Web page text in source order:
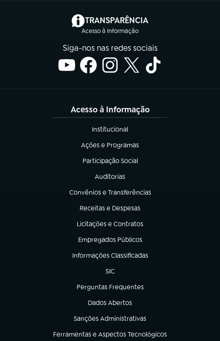
TRANSPARÊNCIA
Acesso à Informação
(abre em nova aba)
Siga-nos nas redes sociais
Acesso à Informação
Institucional
(abre em nova aba)
Ações e Programas
(abre em nova aba)
Participação Social
(abre em nova aba)
Auditorias
(abre em nova aba)
Convênios e Transferências
(abre em nova aba)
Receitas e Despesas
(abre em nova aba)
Licitações e Contratos
(abre em nova aba)
Empregados Públicos
(abre em nova aba)
Informações Classificadas
(abre em nova aba)
SIC
(abre em nova aba)
Perguntas Frequentes
(abre em nova aba)
Dados Abertos
(abre em nova aba)
Sanções Administrativas
(abre em nova aba)
Ferramentas e Aspectos Tecnológicos
(abre em nova aba)